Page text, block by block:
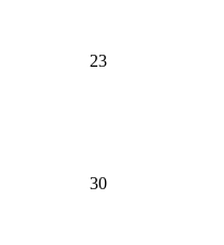
23
30